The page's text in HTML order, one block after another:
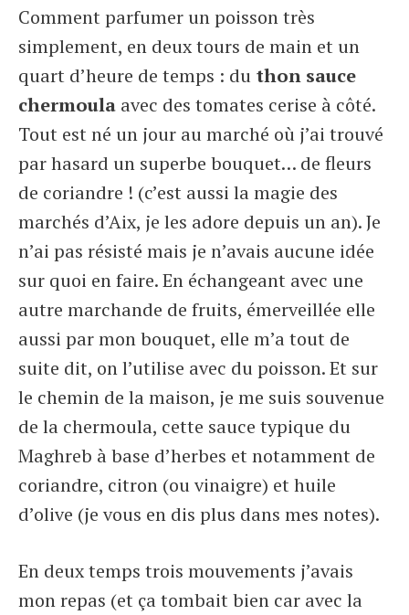
Comment parfumer un poisson très
simplement, en deux tours de main et un
quart d’heure de temps : du thon sauce
chermoula avec des tomates cerise à côté.
Tout est né un jour au marché où j’ai trouvé
par hasard un superbe bouquet… de fleurs
de coriandre ! (c’est aussi la magie des
marchés d’Aix, je les adore depuis un an). Je
n’ai pas résisté mais je n’avais aucune idée
sur quoi en faire. En échangeant avec une
autre marchande de fruits, émerveillée elle
aussi par mon bouquet, elle m’a tout de
suite dit, on l’utilise avec du poisson. Et sur
le chemin de la maison, je me suis souvenue
de la chermoula, cette sauce typique du
Maghreb à base d’herbes et notamment de
coriandre, citron (ou vinaigre) et huile
d’olive (je vous en dis plus dans mes notes).
En deux temps trois mouvements j’avais
mon repas (et ça tombait bien car avec la